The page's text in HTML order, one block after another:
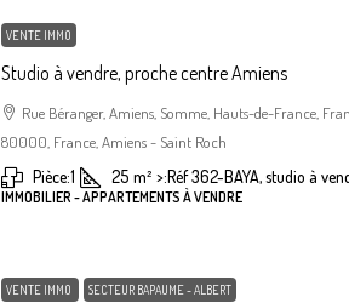
VENTE IMMO
Studio à vendre, proche centre Amiens
Rue Béranger, Amiens, Somme, Hauts-de-France,
80000, France, Amiens - Saint Roch
Pièce:1 25 m² >:Réf 362-BAYA, studio à
IMMOBILIER - APPARTEMENTS À VENDRE
VENTE IMMO SECTEUR BAPAUME - ALBERT